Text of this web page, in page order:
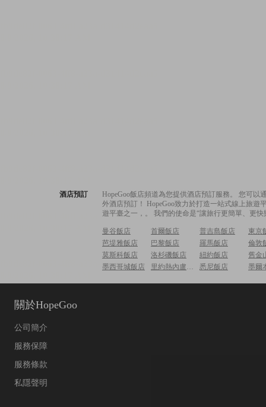
酒店預訂
HopeGoo飯店頻道為您提供酒店預訂服務。 您可
外酒店預訂！ HopeGoo致力於打造一站式線上旅
遊平臺之一，。 我們的使命是“讓旅行更簡單、更
曼谷飯店 首爾飯店 普吉島飯店
東京
芭堤雅飯店
巴黎飯店 羅馬飯店
倫敦
莫斯科飯店
洛杉磯飯店 紐約飯店
舊金
墨西哥城飯店
里約熱內盧飯店 悉尼飯店 墨爾
關於HopeGoo
公司簡介
服務保障
服務條款
私隱聲明